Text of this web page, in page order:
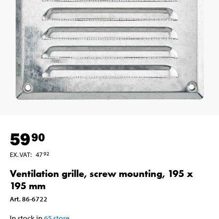
5990
EX. VAT: 4792
Ventilation grille, screw mounting, 195 x
195 mm
Art.86-6722